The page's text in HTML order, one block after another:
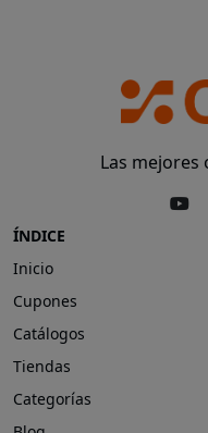
Las
ÍNDICE
Inicio
Cupones
Catálogos
Tiendas
Categorías